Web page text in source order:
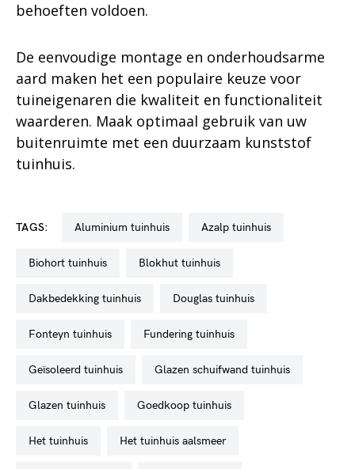
behoeften voldoen.
De eenvoudige montage en onderhoudsarme
aard maken het een populaire keuze voor
tuineigenaren die kwaliteit en functionaliteit
waarderen. Maak optimaal gebruik van uw
buitenruimte met een duurzaam kunststof
tuinhuis.
TAGS: aluminium tuinhuis azalp tuinhuis
biohort tuinhuis blokhut tuinhuis
dakbedekking tuinhuis douglas tuinhuis
fonteyn tuinhuis fundering tuinhuis
geïsoleerd tuinhuis glazen schuifwand tuinhuis
glazen tuinhuis goedkoop tuinhuis
het tuinhuis het tuinhuis aalsmeer